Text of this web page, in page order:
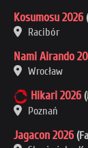
Kosumosu 2026
Racibór
Nami Airando
Wrocław
Hikari 2026
Poznań
Jagacon 2026